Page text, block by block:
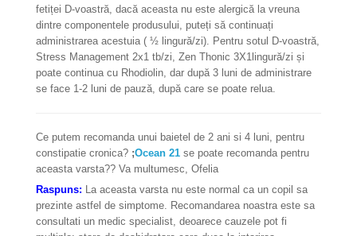
fetiței D-voastră, dacă aceasta nu este alergică la vreuna
dintre componentele produsului, puteți să continuați
administrarea acestuia ( ½ lingură/zi). Pentru sotul D-voastră,
Stress Management 2x1 tb/zi, Zen Thonic 3X1lingură/zi și
poate continua cu Rhodiolin, dar după 3 luni de administrare
se face 1-2 luni de pauză, după care se poate relua.
Ce putem recomanda unui baietel de 2 ani si 4 luni, pentru
constipatie cronica? ;Ocean 21 se poate recomanda pentru
aceasta varsta?? Va multumesc, Ofelia
Raspuns: La aceasta varsta nu este normal ca un copil sa
prezinte astfel de simptome. Recomandarea noastra este sa
consultati un medic specialist, deoarece cauzele pot fi